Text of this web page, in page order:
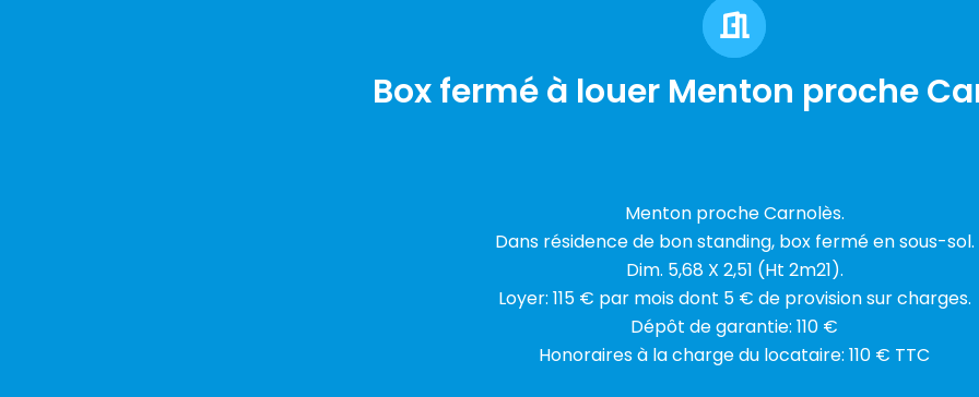
Box fermé à louer Menton proche
Menton proche Carnolès.
Dans résidence de bon standing, box fermé en sous-sol.
Dim. 5,68 X 2,51 (Ht 2m21).
Loyer: 115 € par mois dont 5 € de provision sur charges.
Dépôt de garantie: 110 €
Honoraires à la charge du locataire: 110 € TTC